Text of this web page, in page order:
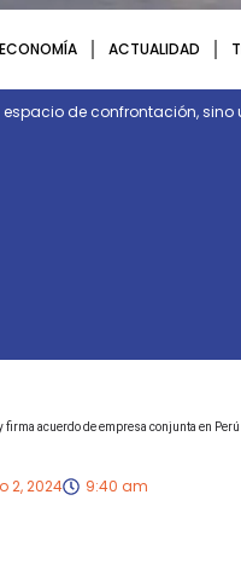
ECONOMÍA ACTUALIDAD
espacio de confrontación,
firma acuerdo de empresa conjunta en
2, 2024 9:40 am